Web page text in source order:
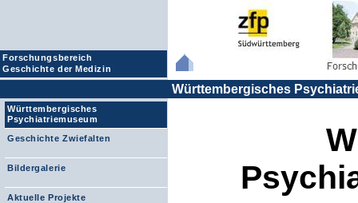
Forschungsbereich
Geschichte der Medizin
Württembergisches
Württembergisches
Psychiatriemuseum
Geschichte Zwiefalten
Bildergalerie
Aktuelle Projekte